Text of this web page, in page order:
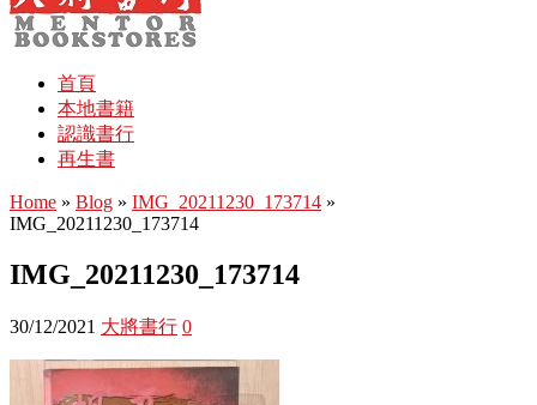
首頁
本地書籍
認識書行
再生書
Home » Blog » IMG_20211230_173714 »
IMG_20211230_173714
IMG_20211230_173714
30/12/2021 大將書行 0